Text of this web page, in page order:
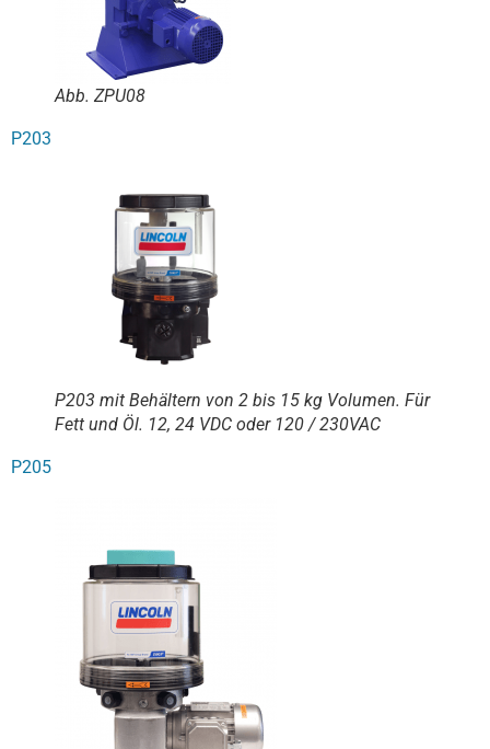
Abb. ZPU08
P203
P203 mit Behältern von 2 bis 15 kg Volumen. Für
Fett und Öl. 12, 24 VDC oder 120 / 230VAC
P205